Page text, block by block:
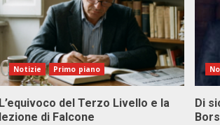
Notizie Primo piano
L’equivoco del Terzo Livello e la
lezione di Falcone
Di